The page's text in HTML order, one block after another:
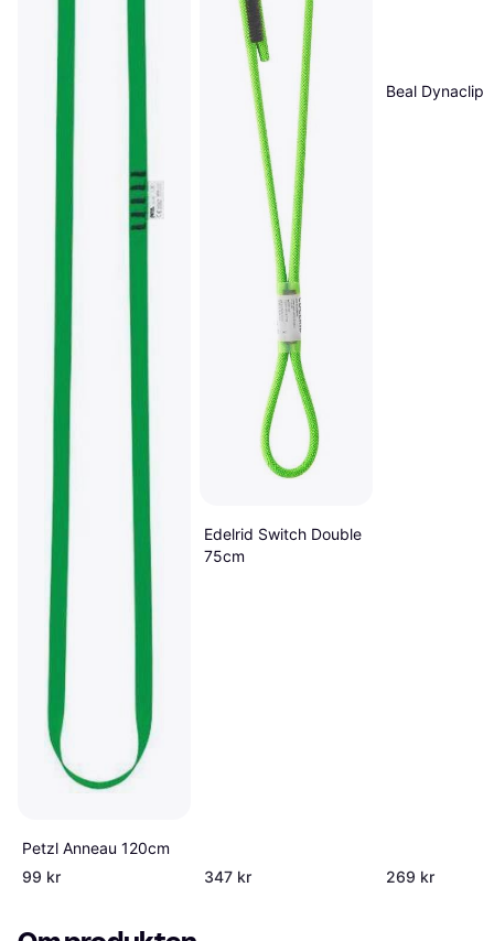
Petzl Anneau 120cm
99 kr
Edelrid Switch Double
75cm
347 kr
Beal Dynaclip
269 kr